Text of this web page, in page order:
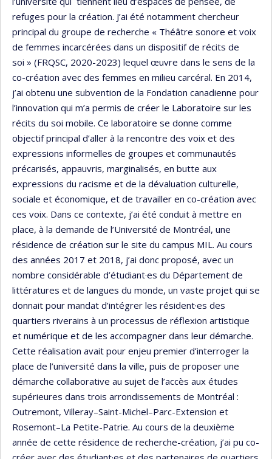
refuges pour la création. J’ai été notamment chercheur
principal du groupe de recherche « Théâtre sonore et voix
de femmes incarcérées dans un dispositif de récits de
soi » (FRQSC, 2020-2023) lequel œuvre dans le sens de la
co-création avec des femmes en milieu carcéral. En 2014,
j’ai obtenu une subvention de la Fondation canadienne pour
l’innovation qui m’a permis de créer le Laboratoire sur les
récits du soi mobile. Ce laboratoire se donne comme
objectif principal d’aller à la rencontre des voix et des
expressions informelles de groupes et communautés
précarisés, appauvris, marginalisés, en butte aux
expressions du racisme et de la dévaluation culturelle,
sociale et économique, et de travailler en co-création avec
ces voix. Dans ce contexte, j’ai été conduit à mettre en
place, à la demande de l’Université de Montréal, une
résidence de création sur le site du campus MIL. Au cours
des années 2017 et 2018, j’ai donc proposé, avec un
nombre considérable d’étudiant·es du Département de
littératures et de langues du monde, un vaste projet qui se
donnait pour mandat d’intégrer les résident·es des
quartiers riverains à un processus de réflexion artistique
et numérique et de les accompagner dans leur démarche.
Cette réalisation avait pour enjeu premier d’interroger la
place de l’université dans la ville, puis de proposer une
démarche collaborative au sujet de l’accès aux études
supérieures dans trois arrondissements de Montréal :
Outremont, Villeray–Saint-Michel–Parc-Extension et
Rosemont–La Petite-Patrie. Au cours de la deuxième
année de cette résidence de recherche-création, j’ai pu co-